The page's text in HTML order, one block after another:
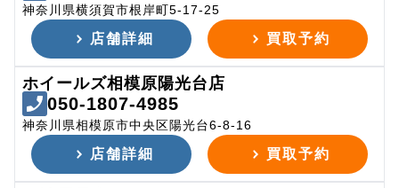
神奈川県横須賀市根岸町5-17-25
店舗詳細 買取予約
ホイールズ相模原陽光台店
050-1807-4985
神奈川県相模原市中央区陽光台6-8-16
店舗詳細 買取予約